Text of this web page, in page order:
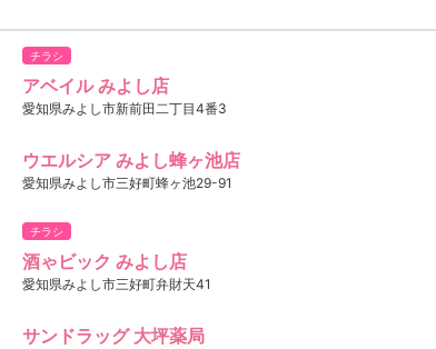
チラシ
アベイル みよし店
愛知県みよし市新前田二丁目4番3
ウエルシア みよし蜂ヶ池店
愛知県みよし市三好町蜂ヶ池29-91
チラシ
酒ゃビック みよし店
愛知県みよし市三好町弁財天41
サンドラッグ 大坪薬局